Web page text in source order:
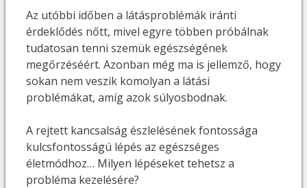
Az utóbbi időben a látásproblémák iránti
érdeklődés nőtt, mivel egyre többen próbálnak
tudatosan tenni szemük egészségének
megőrzéséért. Azonban még ma is jellemző, hogy
sokan nem veszik komolyan a látási
problémákat, amíg azok súlyosbodnak.
A rejtett kancsalság észlelésének fontossága
kulcsfontosságú lépés az egészséges
életmódhoz… Milyen lépéseket tehetsz a
probléma kezelésére?